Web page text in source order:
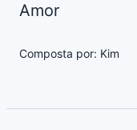
Amor
Composta por: Kim